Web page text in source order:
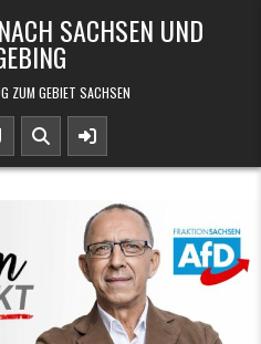
SACHSEN UND
ZUM GEBIET SACHSEN